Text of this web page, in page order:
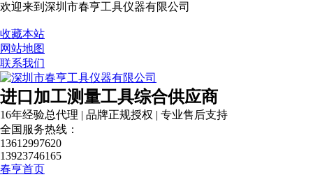
欢迎来到深圳市春亨工具仪器有限公司
收藏本站
网站地图
联系我们
进口加工测量工具综合供应商
16年经验总代理 | 品牌正规授权 | 专业售后支持
全国服务热线：
13612997620
13923746165
春亨首页